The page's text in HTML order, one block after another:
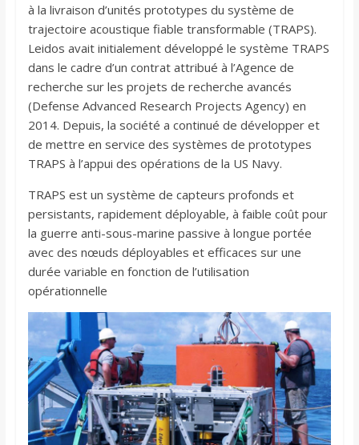
à la livraison d’unités prototypes du système de
trajectoire acoustique fiable transformable (TRAPS).
Leidos avait initialement développé le système TRAPS
dans le cadre d’un contrat attribué à l’Agence de
recherche sur les projets de recherche avancés
(Defense Advanced Research Projects Agency) en
2014. Depuis, la société a continué de développer et
de mettre en service des systèmes de prototypes
TRAPS à l’appui des opérations de la US Navy.
TRAPS est un système de capteurs profonds et
persistants, rapidement déployable, à faible coût pour
la guerre anti-sous-marine passive à longue portée
avec des nœuds déployables et efficaces sur une
durée variable en fonction de l’utilisation
opérationnelle